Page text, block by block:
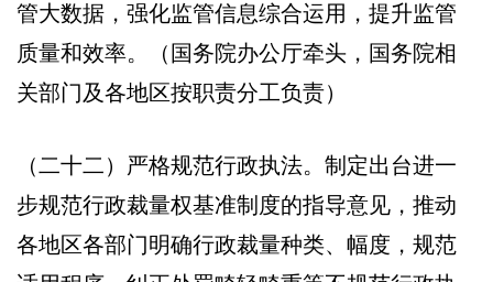
管大数据，强化监管信息综合运用，提升监管
质量和效率。（国务院办公厅牵头，国务院相
关部门及各地区按职责分工负责）
（二十二）严格规范行政执法。制定出台进一
步规范行政裁量权基准制度的指导意见，推动
各地区各部门明确行政裁量种类、幅度，规范